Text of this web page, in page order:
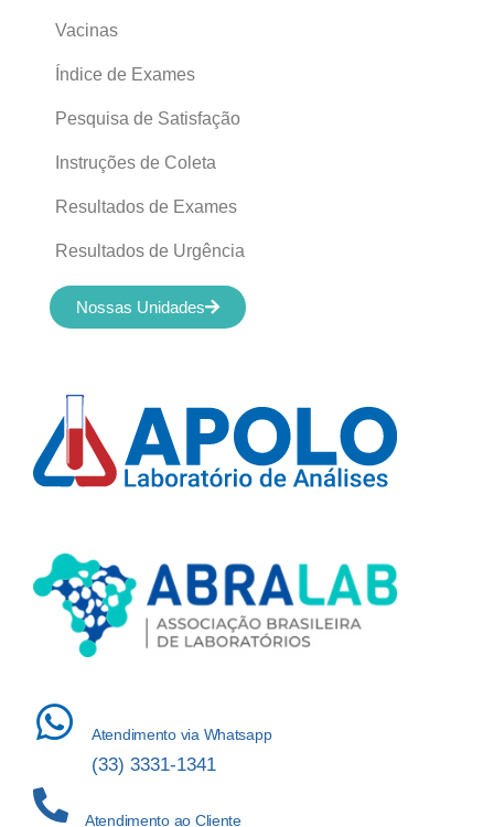
Atendimento via Whatsapp
(33) 3331-1341
Atendimento ao Cliente
Vacinas
Índice de Exames
Pesquisa de Satisfação
Instruções de Coleta
Resultados de Exames
Resultados de Urgência
Nossas Unidades